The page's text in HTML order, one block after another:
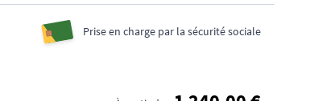
Prise en charge par la sécurité sociale